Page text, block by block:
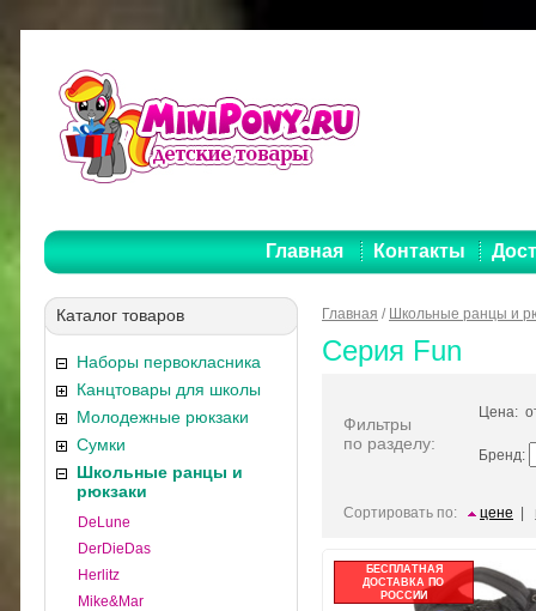
Главная Контакты
Каталог товаров
Наборы первокласника
Канцтовары для школы
Молодежные рюкзаки
Сумки
Школьные ранцы и
рюкзаки
DeLune
DerDieDas
Herlitz
Mike&Mar
Главная / Школьные ранцы и
Серия Fun
Фильтры
по разделу:
Цена:
Бренд:
Сортировать по: цене
БЕСПЛАТНАЯ
ДОСТАВКА ПО
РОССИИ